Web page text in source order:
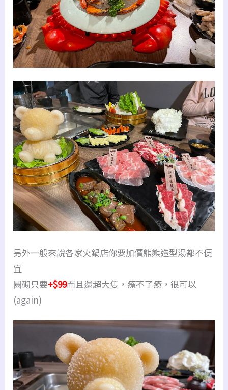
另外一般來說各家火鍋店你要加價熊熊造型湯都不便
宜
圓砌只要+$99而且還超大隻，療不了癒，很可以
(again)